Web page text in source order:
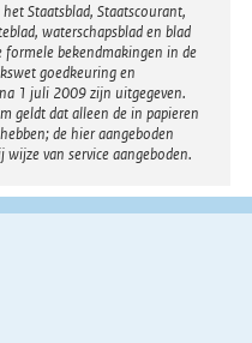
Staatsblad, Staatscourant,
waterschapsblad en blad
formele bekendmakingen in de
goedkeuring en
1 juli 2009 zijn uitgegeven.
geldt dat alleen de in papieren
de hier aangeboden
van service aangeboden.